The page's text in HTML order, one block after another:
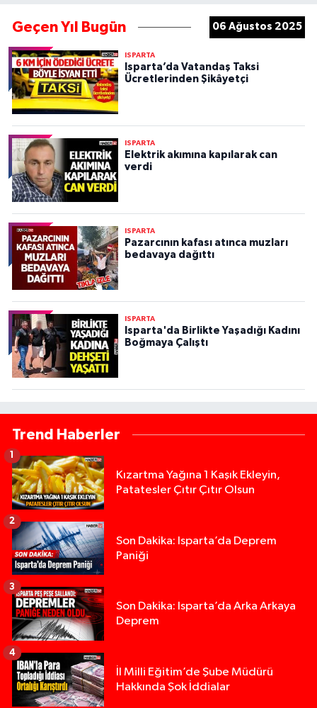
Geçen Yıl Bugün 06 Ağustos 2025
ISPARTA
Isparta’da Vatandaş Taksi
Ücretlerinden Şikâyetçi
ISPARTA
Elektrik akımına kapılarak can
verdi
ISPARTA
Pazarcının kafası atınca muzları
bedavaya dağıttı
ISPARTA
Isparta'da Birlikte Yaşadığı Kadını
Boğmaya Çalıştı
Trend Haberler
Kızartma Yağına 1 Kaşık Ekleyin,
Patatesler Çıtır Çıtır Olsun
1
Son Dakika: Isparta’da Deprem
Paniği
2
Son Dakika: Isparta’da Arka Arkaya
Deprem
3
İl Milli Eğitim’de Şube Müdürü
Hakkında Şok İddialar
4